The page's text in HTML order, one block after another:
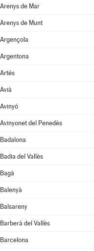
Arenys de Mar
Arenys de Munt
Argençola
Argentona
Artés
Avià
Avinyó
Avinyonet del Penedès
Badalona
Badia del Vallès
Bagà
Balenyà
Balsareny
Barberà del Vallès
Barcelona